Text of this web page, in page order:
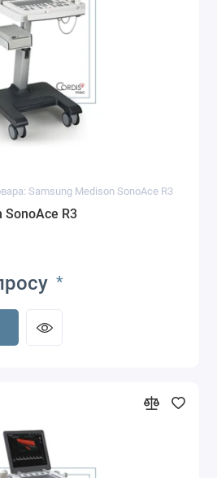
Samsung Medison SonoAce R3
SonoAce R3
*